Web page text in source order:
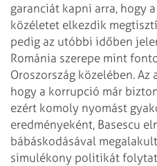
garanciát kapni arra, hogy
közéletet elkezdik
pedig az utóbbi időben
Románia szerepe mint
Oroszország közelében.
hogy a korrupció már
ezért komoly nyomást
eredményeként, Basescu
bábáskodásával
simulékony politikát